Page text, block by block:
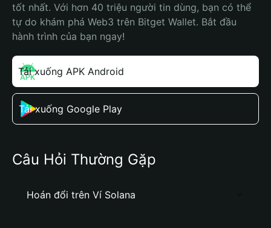
tốt nhất. Với hơn 40 triệu người tin dùng, bạn có thể
tự do khám phá Web3 trên Bitget Wallet. Bắt đầu
hành trình của bạn ngay!
Tải xuống APK Android
Tải xuống Google Play
Câu Hỏi Thường Gặp
Hoán đổi trên Ví Solana